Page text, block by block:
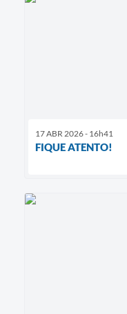
17 ABR 2026 - 16h41
FIQUE ATENTO!